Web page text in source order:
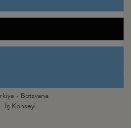
- Botsvana
İş Konseyi